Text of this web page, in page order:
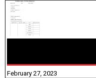
February 27, 2023